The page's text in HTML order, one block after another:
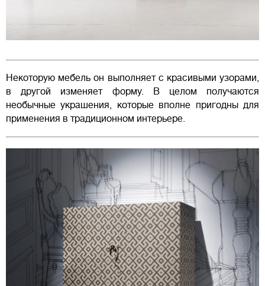
Некоторую мебель он выполняет с красивыми узорами,
в другой изменяет форму. В целом получаются
необычные украшения, которые вполне пригодны для
применения в традиционном интерьере.